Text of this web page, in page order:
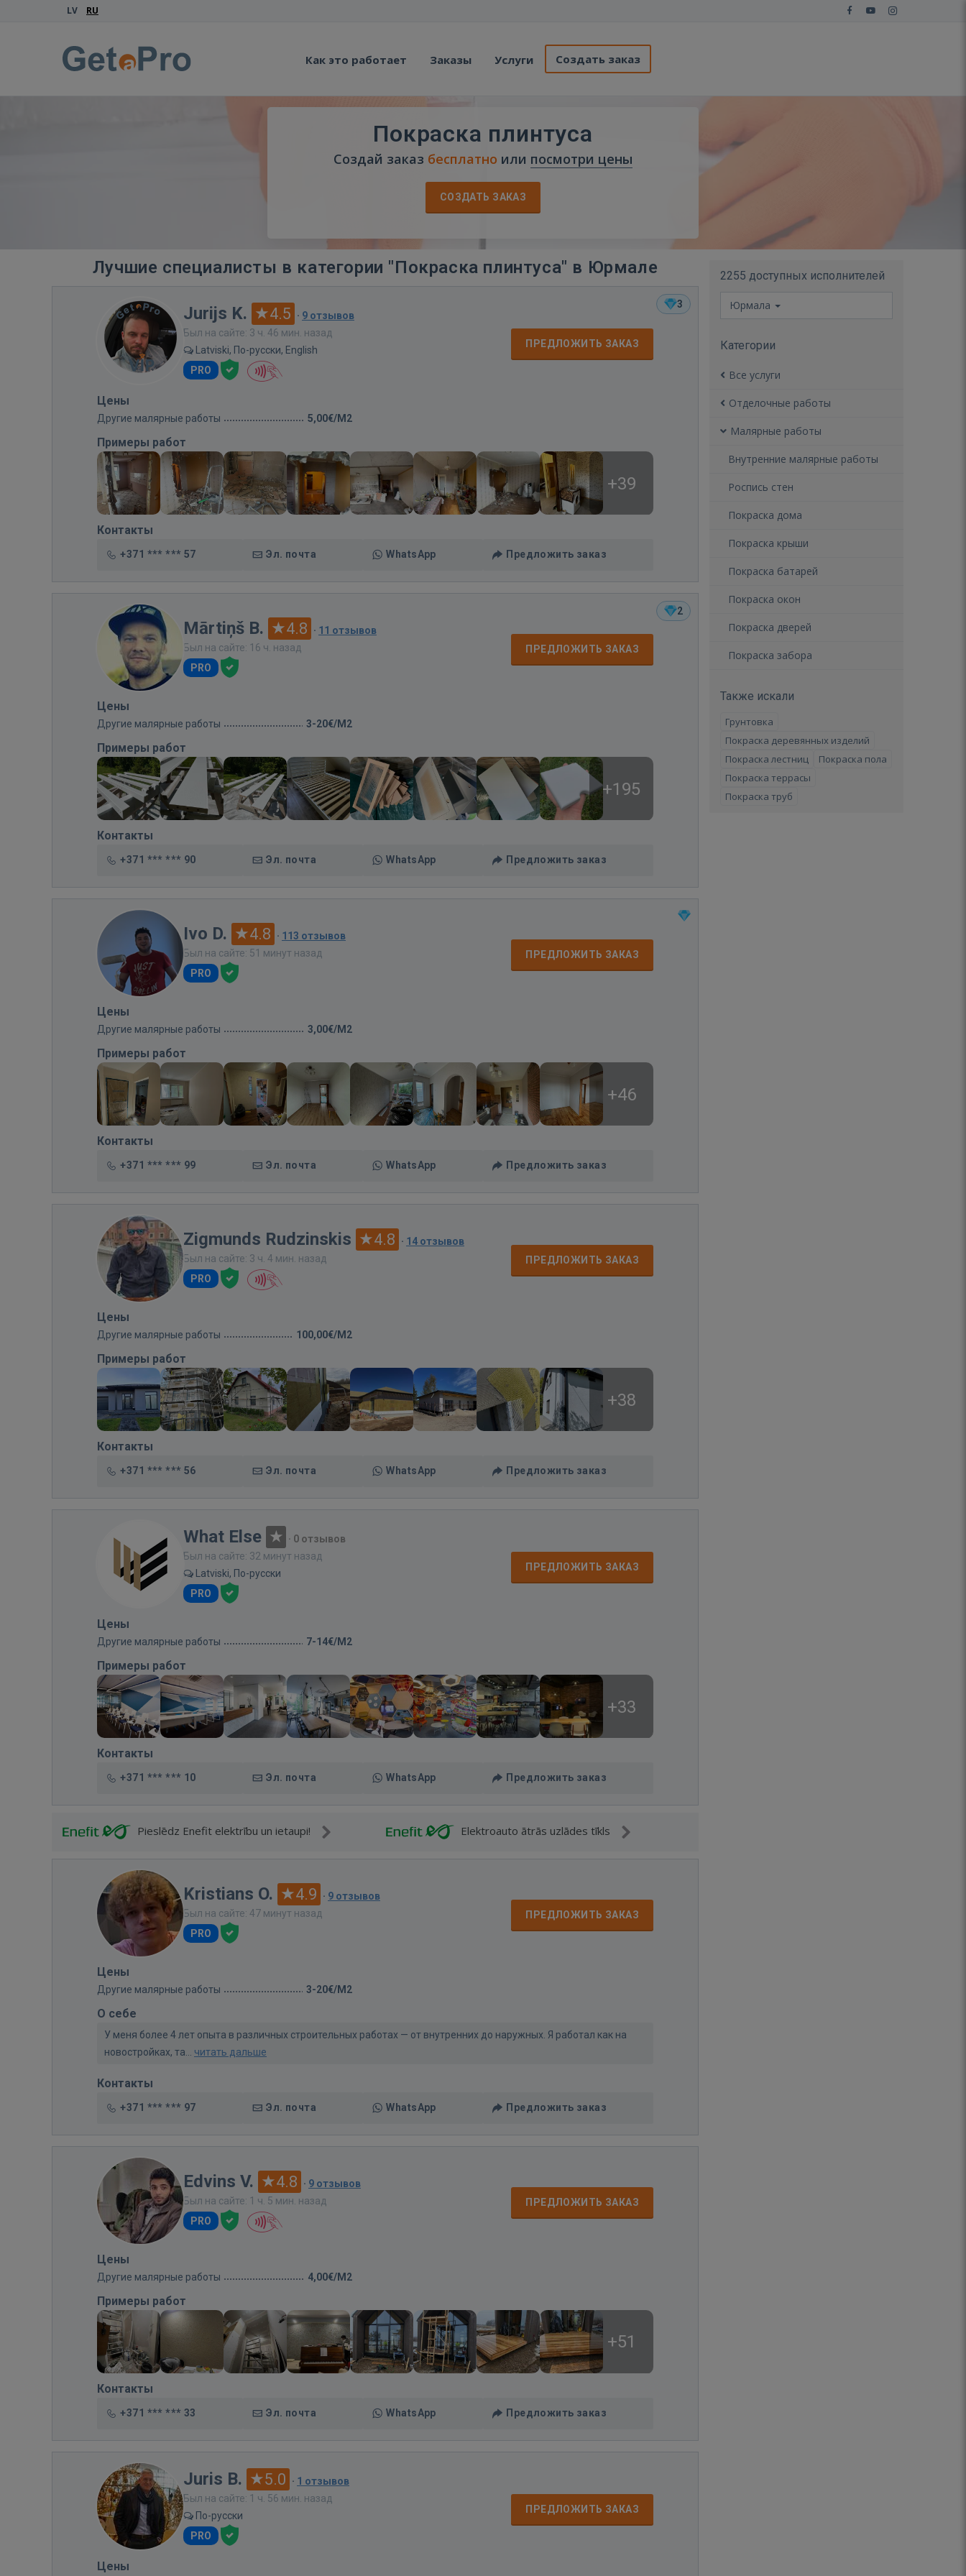
LV RU
Как это работает Заказы Услуги Создать заказ
Покраска плинтуса
Создай заказ бесплатно или посмотри цены
СОЗДАТЬ ЗАКАЗ
Лучшие специалисты в категории "Покраска плинтуса" в Юрмале
3
Jurijs K. 4.5 · 9 отзывов
Был на сайте: 3 ч. 46 мин. назад
Latviski, По-русски, English
PRO
ПРЕДЛОЖИТЬ ЗАКАЗ
Цены
Другие малярные работы 5,00€/M2
Примеры работ
+39
Контакты
+371 *** *** 57 Эл. почта WhatsApp Предложить заказ
2
Mārtiņš B. 4.8 · 11 отзывов
Был на сайте: 16 ч. назад
PRO
ПРЕДЛОЖИТЬ ЗАКАЗ
Цены
Другие малярные работы 3-20€/M2
Примеры работ
+195
Контакты
+371 *** *** 90 Эл. почта WhatsApp Предложить заказ
Ivo D. 4.8 · 113 отзывов
Был на сайте: 51 минут назад
PRO
ПРЕДЛОЖИТЬ ЗАКАЗ
Цены
Другие малярные работы 3,00€/M2
Примеры работ
+46
Контакты
+371 *** *** 99 Эл. почта WhatsApp Предложить заказ
Zigmunds Rudzinskis 4.8 · 14 отзывов
Был на сайте: 3 ч. 4 мин. назад
PRO
ПРЕДЛОЖИТЬ ЗАКАЗ
Цены
Другие малярные работы 100,00€/M2
Примеры работ
+38
Контакты
+371 *** *** 56 Эл. почта WhatsApp Предложить заказ
What Else · 0 отзывов
Был на сайте: 32 минут назад
Latviski, По-русски
PRO
ПРЕДЛОЖИТЬ ЗАКАЗ
Цены
Другие малярные работы 7-14€/M2
Примеры работ
+33
Контакты
+371 *** *** 10 Эл. почта WhatsApp Предложить заказ
Pieslēdz Enefit elektrību un ietaupi! Elektroauto ātrās uzlādes tīkls
Kristians O. 4.9 · 9 отзывов
Был на сайте: 47 минут назад
PRO
ПРЕДЛОЖИТЬ ЗАКАЗ
Цены
Другие малярные работы 3-20€/M2
О себе
У меня более 4 лет опыта в различных строительных работах — от внутренних до наружных. Я работал как на
новостройках, та... читать дальше
Контакты
+371 *** *** 97 Эл. почта WhatsApp Предложить заказ
Edvins V. 4.8 · 9 отзывов
Был на сайте: 1 ч. 5 мин. назад
PRO
ПРЕДЛОЖИТЬ ЗАКАЗ
Цены
Другие малярные работы 4,00€/M2
Примеры работ
+51
Контакты
+371 *** *** 33 Эл. почта WhatsApp Предложить заказ
Juris B. 5.0 · 1 отзывов
Был на сайте: 1 ч. 56 мин. назад
По-русски
PRO
ПРЕДЛОЖИТЬ ЗАКАЗ
Цены
2255 доступных исполнителей
Юрмала
Категории
Все услуги
Отделочные работы
Малярные работы
Внутренние малярные работы
Роспись стен
Покраска дома
Покраска крыши
Покраска батарей
Покраска окон
Покраска дверей
Покраска забора
Также искали
Грунтовка
Покраска деревянных изделий
Покраска лестниц
Покраска пола
Покраска террасы
Покраска труб